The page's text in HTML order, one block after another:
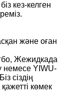
кез-келген
және оған
Жежидкада
немесе YIWU-
сіздің
көмек